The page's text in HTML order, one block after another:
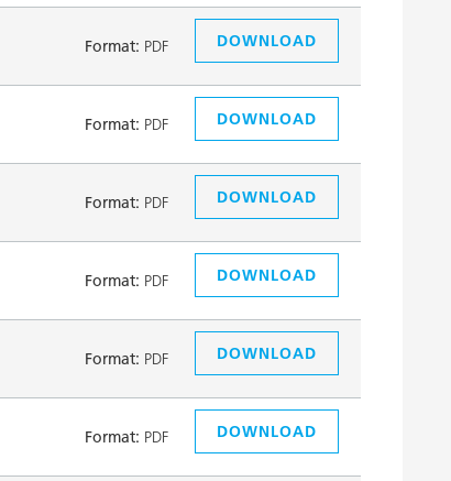
Format: PDF DOWNLOAD
Format: PDF DOWNLOAD
Format: PDF DOWNLOAD
Format: PDF DOWNLOAD
Format: PDF DOWNLOAD
Format: PDF DOWNLOAD